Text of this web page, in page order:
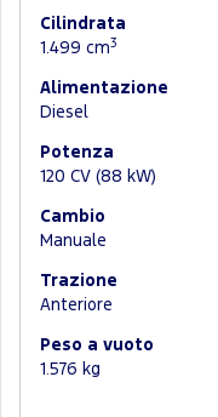
Cilindrata
1.499 cm3
Alimentazione
Diesel
Potenza
120 CV (88 kW)
Cambio
Manuale
Trazione
Anteriore
Peso a vuoto
1.576 kg